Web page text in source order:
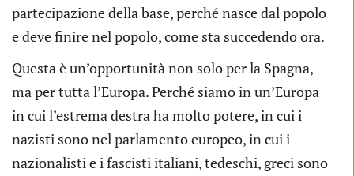
partecipazione della base, perché nasce dal popolo
e deve finire nel popolo, come sta succedendo ora.
Questa è un’opportunità non solo per la Spagna,
ma per tutta l’Europa. Perché siamo in un’Europa
in cui l’estrema destra ha molto potere, in cui i
nazisti sono nel parlamento europeo, in cui i
nazionalisti e i fascisti italiani, tedeschi, greci sono